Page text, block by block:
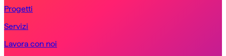
Progetti
Servizi
Lavora con noi